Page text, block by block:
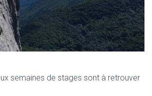
semaines de stages sont à retrouver